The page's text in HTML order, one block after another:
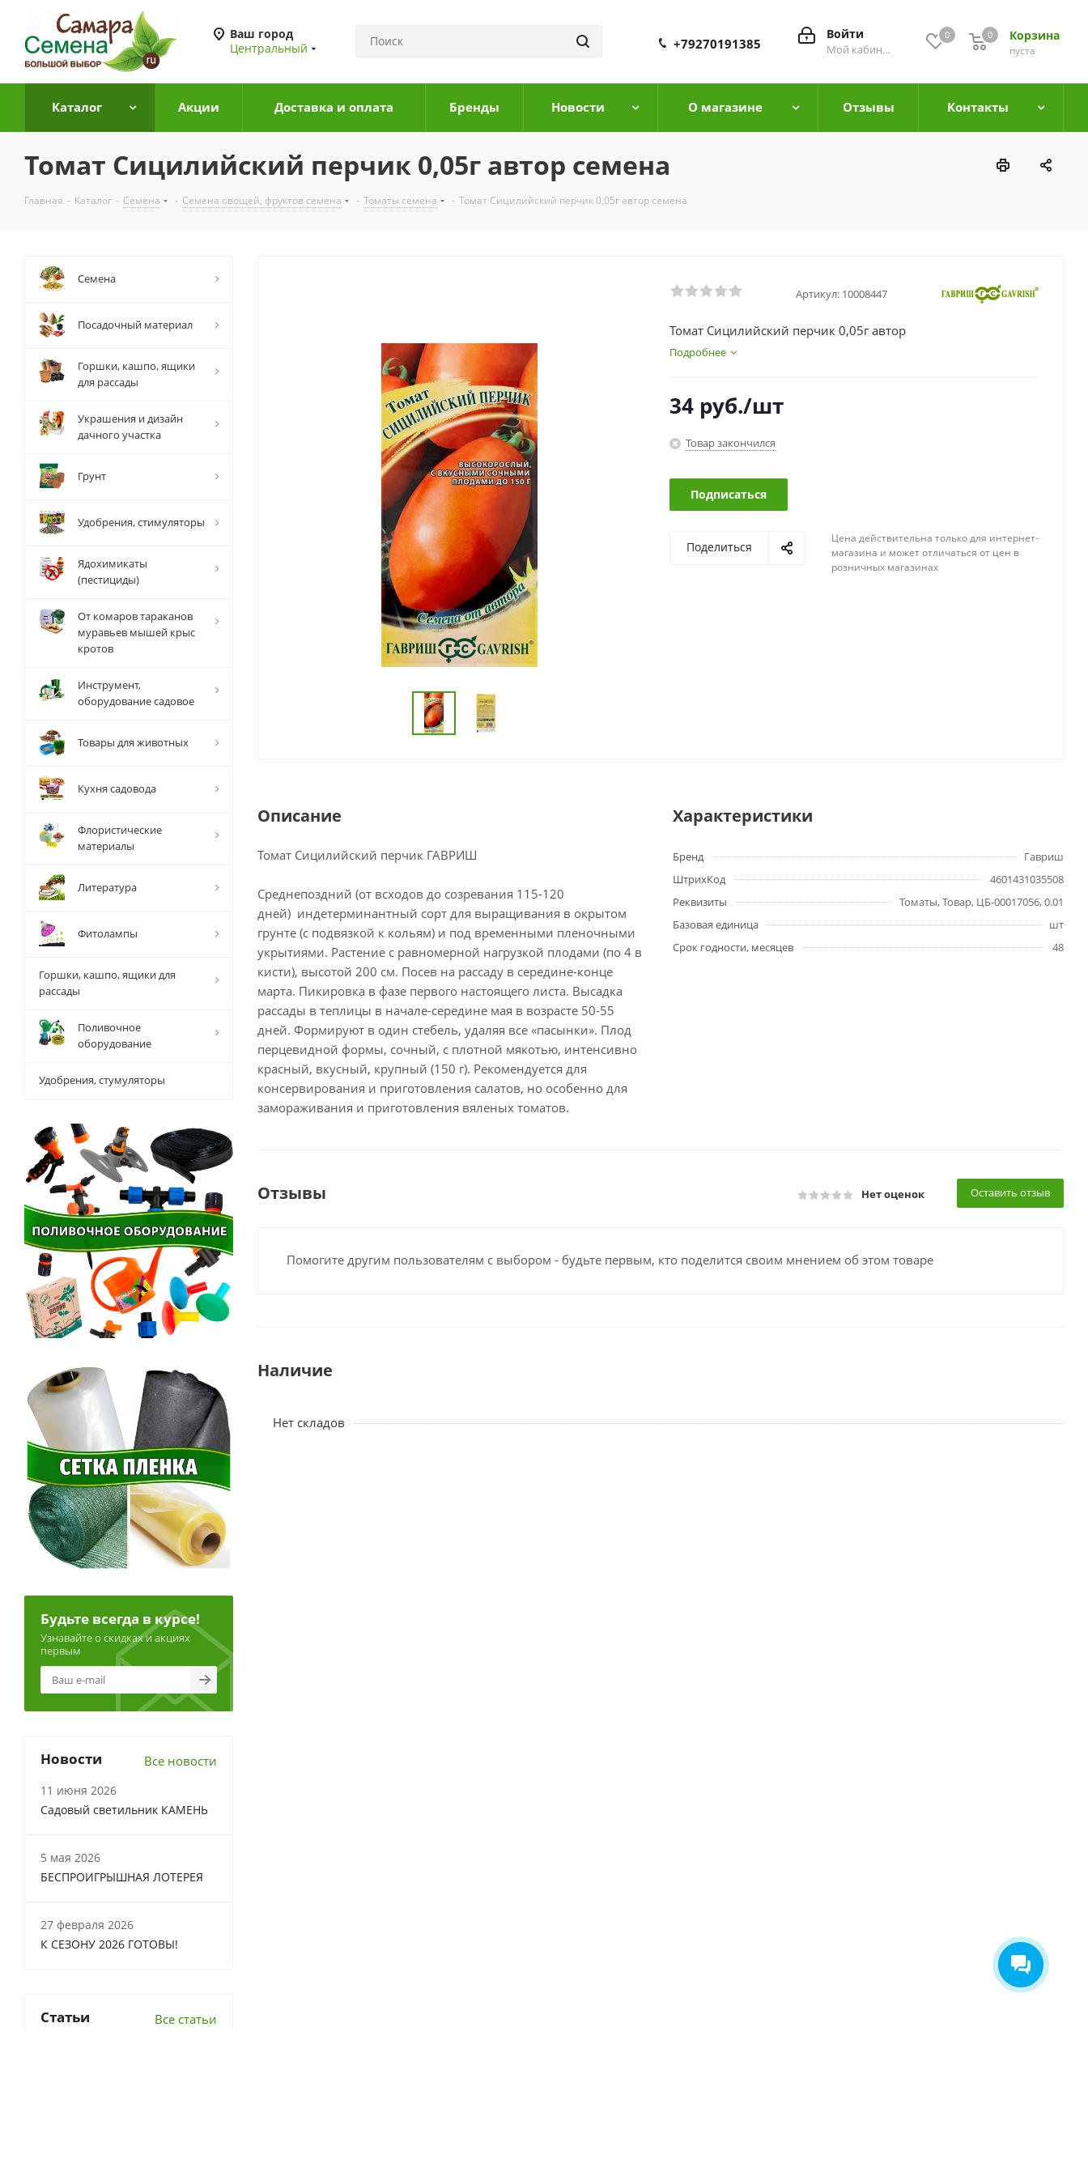
Ваш город
Центральный
0 Корзина
0
пуста
0
Войти
Мой кабинет
+79270191385
Каталог Акции Доставка и оплата Бренды Новости О магазине Отзывы Контакты
Томат Сицилийский перчик 0,05г автор семена
Главная - Каталог - Семена - Семена овощей, фруктов семена - Томаты семена - Томат Сицилийский перчик 0,05г автор семена
Артикул: 10008447
Томат Сицилийский перчик 0,05г автор
Подробнее
34 руб./шт
Товар закончился
Подписаться
Поделиться
Цена действительна только для интернет-
магазина и может отличаться от цен в
розничных магазинах
Описание
Томат Сицилийский перчик ГАВРИШ
Среднепоздний (от всходов до созревания 115-120
дней) индетерминантный сорт для выращивания в окрытом
грунте (с подвязкой к кольям) и под временными пленочными
укрытиями. Растение с равномерной нагрузкой плодами (по 4 в
кисти), высотой 200 см. Посев на рассаду в середине-конце
марта. Пикировка в фазе первого настоящего листа. Высадка
рассады в теплицы в начале-середине мая в возрасте 50-55
дней. Формируют в один стебель, удаляя все «пасынки». Плод
перцевидной формы, сочный, с плотной мякотью, интенсивно
красный, вкусный, крупный (150 г). Рекомендуется для
консервирования и приготовления салатов, но особенно для
замораживания и приготовления вяленых томатов.
Характеристики
Бренд
Гавриш
ШтрихКод
4601431035508
Реквизиты
Томаты, Товар, ЦБ-00017056, 0.01
Базовая единица
шт
Срок годности, месяцев
48
Отзывы Нет оценок Оставить отзыв
Помогите другим пользователям с выбором - будьте первым, кто поделится своим мнением об этом товаре
Наличие
Нет складов
Семена
Посадочный материал
Горшки, кашпо, ящики
для рассады
Украшения и дизайн
дачного участка
Грунт
Удобрения, стимуляторы
Ядохимикаты
(пестициды)
От комаров тараканов
муравьев мышей крыс
кротов
Инструмент,
оборудование садовое
Товары для животных
Кухня садовода
Флористические
материалы
Литература
Фитолампы
Горшки, кашпо, ящики для
рассады
Поливочное
оборудование
Удобрения, стумуляторы
Будьте всегда в курсе!
Узнавайте о скидках и акциях
первым
Новости Все новости
11 июня 2026
Садовый светильник КАМЕНЬ
5 мая 2026
БЕСПРОИГРЫШНАЯ ЛОТЕРЕЯ
27 февраля 2026
К СЕЗОНУ 2026 ГОТОВЫ!
Статьи Все статьи